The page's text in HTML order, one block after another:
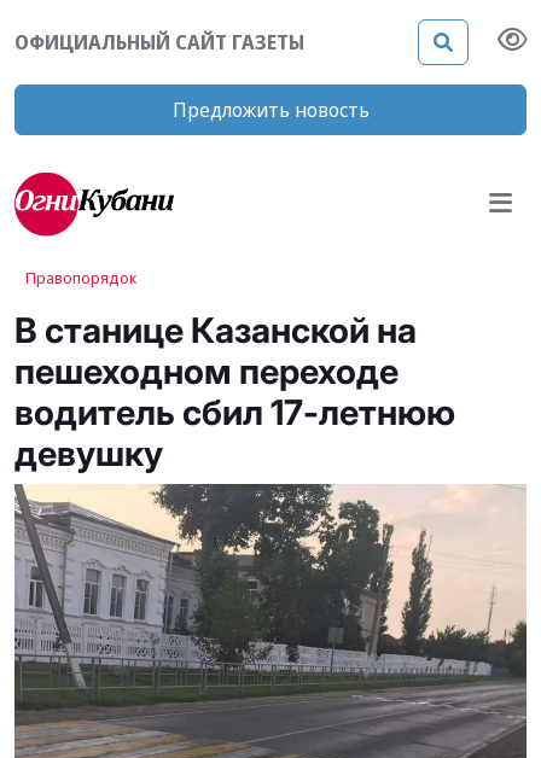
ОФИЦИАЛЬНЫЙ САЙТ ГАЗЕТЫ
Предложить новость
Правопорядок
В станице Казанской на
пешеходном переходе
водитель сбил 17-летнюю
девушку